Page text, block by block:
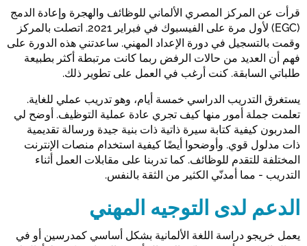
قرأت عن المركز المصري الألماني للوظائف والهجرة وإعادة الدمج
(EGC) لأول مرة على الفيسبوك في فبراير 2021. اتصلت بالمركز
وقمت بالتسجيل في دورة الإعداد المهني. ساعدتني هذه الدورة على
فهم أن العديد من حالات الرفض ربما كانت مرتبطة أكثر بطبيعة
طلباتي السابقة. كنت أرغب في العمل على تطوير ذلك.
يستغرق التدريب الدراسي خمسة أيام، وهو تدريب عملي للغاية.
تعلمت جملة أمور منها كيف تجري عادة عملية التوظيف. أوضح لي
المدربون كيفية كتابة سيرة ذاتية ذات بنية جيدة ورسالة تقديمية
ذات مدلول قوي. وأوضحوا أيضًا كيفية استخدام منصات الإنترنت
المختلفة للتقدم للوظائف. كما تدربنا على مقابلات العمل أثناء
التدريب - مما أمدنّي الكثير من الثقة بالنفس.
الدعم لدى التوجيه المهني
يعمل خريجو دراسة اللغة الألمانية بشكل أساسي كمدرسين أو في